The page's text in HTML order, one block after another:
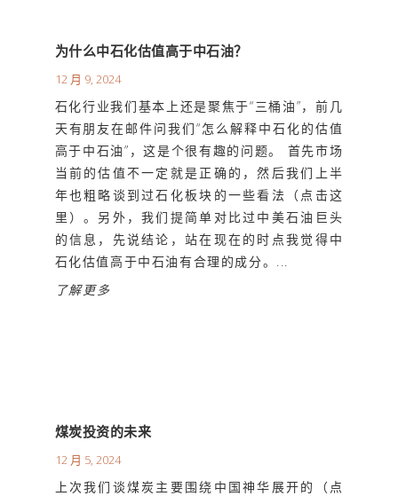
为什么中石化估值高于中石油？
12 月 9, 2024
石化行业我们基本上还是聚焦于“三桶油”，前几
天有朋友在邮件问我们“怎么解释中石化的估值
高于中石油”，这是个很有趣的问题。 首先市场
当前的估值不一定就是正确的，然后我们上半
年也粗略谈到过石化板块的一些看法（点击这
里）。另外，我们提简单对比过中美石油巨头
的信息，先说结论，站在现在的时点我觉得中
石化估值高于中石油有合理的成分。...
了解更多
煤炭投资的未来
12 月 5, 2024
上次我们谈煤炭主要围绕中国神华展开的（点